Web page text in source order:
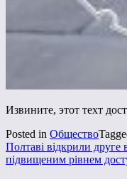
Извините, этот техт
Posted in Общество
Полтаві відкрили друге
підвищеним рівнем